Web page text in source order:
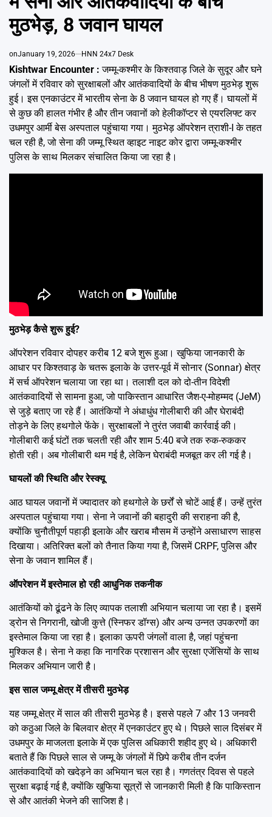
मुठभेड़, 8 जवान घायल
onJanuary 19, 2026 HNN 24x7 Desk
Kishtwar Encounter :जम्मू-कश्मीर के किश्तवाड़ जिले के सुदूर और घने
जंगलों में रविवार को सुरक्षाबलों और आतंकवादियों के बीच भीषण मुठभेड़ शुरू
हुई। इस एनकाउंटर में भारतीय सेना के 8 जवान घायल हो गए हैं। घायलों में
से कुछ की हालत गंभीर है और तीन जवानों को हेलीकॉप्टर से एयरलिफ्ट कर
उधमपुर आर्मी बेस अस्पताल पहुंचाया गया। मुठभेड़ ऑपरेशन त्राशी-I के तहत
चल रही है, जो सेना की जम्मू स्थित व्हाइट नाइट कोर द्वारा जम्मू-कश्मीर
पुलिस के साथ मिलकर संचालित किया जा रहा है।
मुठभेड़ कैसे शुरू हुई?
ऑपरेशन रविवार दोपहर करीब 12 बजे शुरू हुआ। खुफिया जानकारी के
आधार पर किश्तवाड़ के चतरू इलाके के उत्तर-पूर्व में सोनार (Sonnar) क्षेत्र
में सर्च ऑपरेशन चलाया जा रहा था।तलाशी दल को दो-तीन विदेशी
आतंकवादियोंसे सामना हुआ, जो पाकिस्तान आधारित जैश-ए-मोहम्मद (JeM)
से जुड़े बताए जा रहे हैं। आतंकियों ने अंधाधुंध गोलीबारी की और घेराबंदी
तोड़ने के लिए हथगोले फेंके। सुरक्षाबलों ने तुरंत जवाबी कार्रवाई की।
गोलीबारी कई घंटों तक चलती रही और शाम 5:40 बजे तक रुक-रुककर
होती रही। अब गोलीबारी थम गई है, लेकिन घेराबंदी मजबूत कर ली गई है।
घायलों की स्थिति और रेस्क्यू
आठ घायल जवानों में ज्यादातर को हथगोले के छर्रों से चोटें आई हैं। उन्हें तुरंत
अस्पताल पहुंचाया गया। सेना ने जवानों की बहादुरी की सराहना की है,
क्योंकि चुनौतीपूर्ण पहाड़ी इलाके और खराब मौसम में उन्होंने असाधारण साहस
दिखाया। अतिरिक्त बलों को तैनात किया गया है, जिसमें CRPF, पुलिस और
सेना के जवान शामिल हैं।
ऑपरेशन में इस्तेमाल हो रही आधुनिक तकनीक
आतंकियों को ढूंढने के लिए व्यापक तलाशी अभियान चलाया जा रहा है। इसमें
ड्रोन से निगरानी, खोजी कुत्ते (स्निफर डॉग्स) और अन्य उन्नत उपकरणों का
इस्तेमाल किया जा रहा है। इलाका ऊपरी जंगलों वाला है, जहां पहुंचना
मुश्किल है। सेना ने कहा कि नागरिक प्रशासन और सुरक्षा एजेंसियों के साथ
मिलकर अभियान जारी है।
इस साल जम्मू क्षेत्र में तीसरी मुठभेड़
यह जम्मू क्षेत्र में साल की तीसरी मुठभेड़ है। इससे पहले 7 और 13 जनवरी
को कठुआ जिले के बिलवार क्षेत्र में एनकाउंटर हुए थे। पिछले साल दिसंबर में
उधमपुर के माजलता इलाके में एक पुलिस अधिकारी शहीद हुए थे। अधिकारी
बताते हैं कि पिछले साल से जम्मू के जंगलों में छिपे करीब तीन दर्जन
आतंकवादियों को खदेड़ने का अभियान चल रहा है। गणतंत्र दिवस से पहले
सुरक्षा बढ़ाई गई है, क्योंकि खुफिया सूत्रों से जानकारी मिली है कि पाकिस्तान
से और आतंकी भेजने की साजिश है।